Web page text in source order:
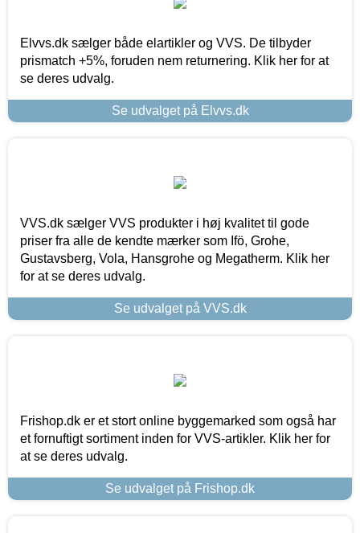
Elvvs.dk sælger både elartikler og VVS. De tilbyder
prismatch +5%, foruden nem returnering. Klik her for at
se deres udvalg.
Se udvalget på Elvvs.dk
VVS.dk sælger VVS produkter i høj kvalitet til gode
priser fra alle de kendte mærker som Ifö, Grohe,
Gustavsberg, Vola, Hansgrohe og Megatherm. Klik her
for at se deres udvalg.
Se udvalget på VVS.dk
Frishop.dk er et stort online byggemarked som også har
et fornuftigt sortiment inden for VVS-artikler. Klik her for
at se deres udvalg.
Se udvalget på Frishop.dk